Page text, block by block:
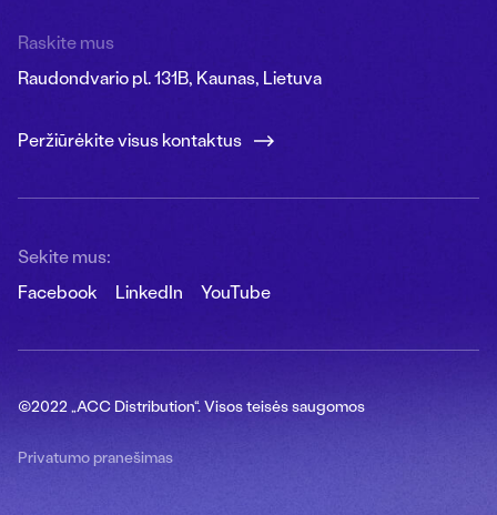
Raskite mus
Raudondvario pl. 131B, Kaunas, Lietuva
Peržiūrėkite visus kontaktus
Sekite mus:
Facebook
LinkedIn YouTube
Privatumo pranešimas
©2022 „ACC Distribution“. Visos teisės saugomos